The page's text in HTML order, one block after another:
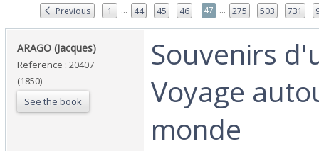
Previous 1 ... 44 45 46 47 ... 275 503 731
‎ARAGO (Jacques)‎
Reference : 20407
(1850)
See the book
‎Souvenirs
Voyage
monde‎